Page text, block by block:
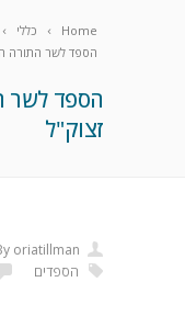
Home כללי
הספד לשר התורה
הספד לשר
זצוק"ל
oriatillman
הספדים